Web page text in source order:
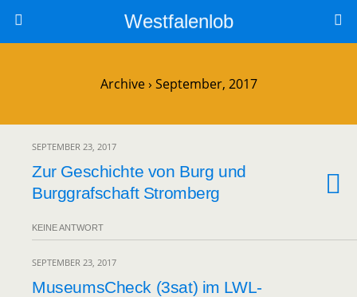
Westfalenlob
Archive › September, 2017
SEPTEMBER 23, 2017
Zur Geschichte von Burg und
Burggrafschaft Stromberg
KEINE ANTWORT
SEPTEMBER 23, 2017
MuseumsCheck (3sat) im LWL-